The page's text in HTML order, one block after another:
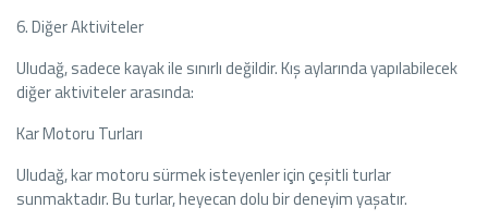
6. Diğer Aktiviteler
Uludağ, sadece kayak ile sınırlı değildir. Kış aylarında yapılabilecek
diğer aktiviteler arasında:
Kar Motoru Turları
Uludağ, kar motoru sürmek isteyenler için çeşitli turlar
sunmaktadır. Bu turlar, heyecan dolu bir deneyim yaşatır.